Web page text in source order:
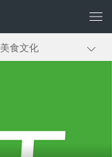
美食文化